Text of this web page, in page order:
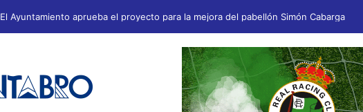
El Ayuntamiento aprueba el proyecto para la mejora del pabellón Simón Cabarga